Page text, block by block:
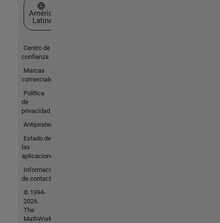
Seleccione un país/idioma
América
Latina
Centro de
confianza
Marcas
comerciales
Política
de
privacidad
Antipiratería
Estado de
las
aplicaciones
Información
de contacto
© 1994-
2026
The
MathWorks,